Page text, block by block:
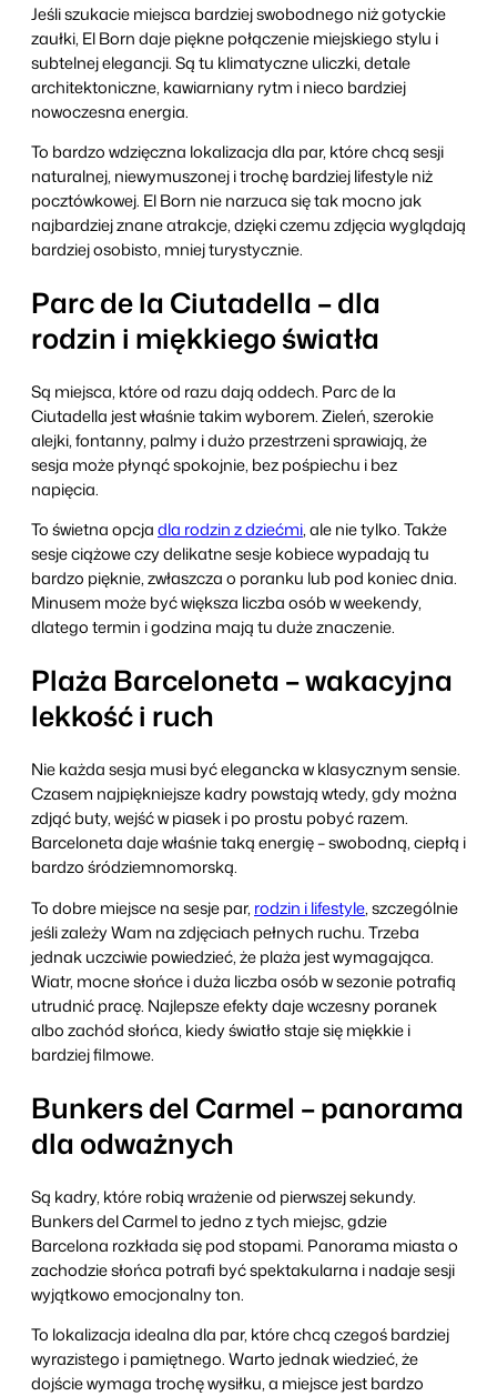
Jeśli szukacie miejsca bardziej swobodnego niż gotyckie
zaułki, El Born daje piękne połączenie miejskiego stylu i
subtelnej elegancji. Są tu klimatyczne uliczki, detale
architektoniczne, kawiarniany rytm i nieco bardziej
nowoczesna energia.
To bardzo wdzięczna lokalizacja dla par, które chcą sesji
naturalnej, niewymuszonej i trochę bardziej lifestyle niż
pocztówkowej. El Born nie narzuca się tak mocno jak
najbardziej znane atrakcje, dzięki czemu zdjęcia wyglądają
bardziej osobisto, mniej turystycznie.
Parc de la Ciutadella – dla
rodzin i miękkiego światła
Są miejsca, które od razu dają oddech. Parc de la
Ciutadella jest właśnie takim wyborem. Zieleń, szerokie
alejki, fontanny, palmy i dużo przestrzeni sprawiają, że
sesja może płynąć spokojnie, bez pośpiechu i bez
napięcia.
To świetna opcjadla rodzin z dziećmi, ale nie tylko. Także
sesje ciążowe czy delikatne sesje kobiece wypadają tu
bardzo pięknie, zwłaszcza o poranku lub pod koniec dnia.
Minusem może być większa liczba osób w weekendy,
dlatego termin i godzina mają tu duże znaczenie.
Plaża Barceloneta – wakacyjna
lekkość i ruch
Nie każda sesja musi być elegancka w klasycznym sensie.
Czasem najpiękniejsze kadry powstają wtedy, gdy można
zdjąć buty, wejść w piasek i po prostu pobyć razem.
Barceloneta daje właśnie taką energię – swobodną, ciepłą i
bardzo śródziemnomorską.
To dobre miejsce na sesje par,rodzin i lifestyle, szczególnie
jeśli zależy Wam na zdjęciach pełnych ruchu. Trzeba
jednak uczciwie powiedzieć, że plaża jest wymagająca.
Wiatr, mocne słońce i duża liczba osób w sezonie potrafią
utrudnić pracę. Najlepsze efekty daje wczesny poranek
albo zachód słońca, kiedy światło staje się miękkie i
bardziej filmowe.
Bunkers del Carmel – panorama
dla odważnych
Są kadry, które robią wrażenie od pierwszej sekundy.
Bunkers del Carmel to jedno z tych miejsc, gdzie
Barcelona rozkłada się pod stopami. Panorama miasta o
zachodzie słońca potrafi być spektakularna i nadaje sesji
wyjątkowo emocjonalny ton.
To lokalizacja idealna dla par, które chcą czegoś bardziej
wyrazistego i pamiętnego. Warto jednak wiedzieć, że
dojście wymaga trochę wysiłku, a miejsce jest bardzo